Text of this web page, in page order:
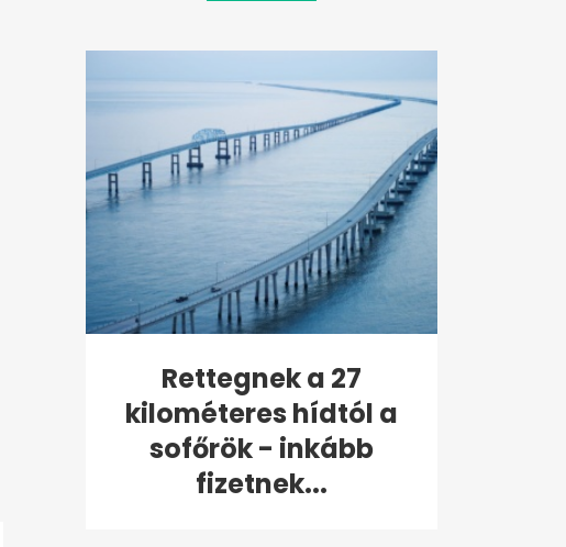
Rettegnek a 27
kilométeres hídtól a
sofőrök - inkább
fizetnek...